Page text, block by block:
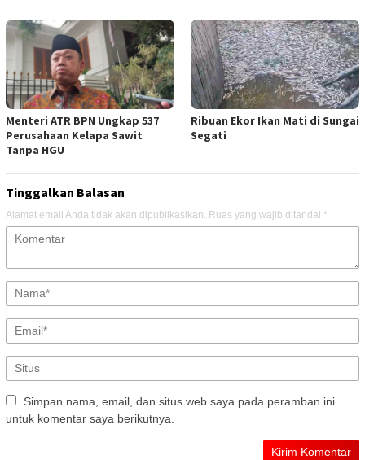
Menteri ATR BPN Ungkap 537
Perusahaan Kelapa Sawit
Tanpa HGU
Ribuan Ekor Ikan Mati di Sungai
Segati
Tinggalkan Balasan
Alamat email Anda tidak akan dipublikasikan. Ruas yang wajib ditandai *
Simpan nama, email, dan situs web saya pada peramban ini
untuk komentar saya berikutnya.